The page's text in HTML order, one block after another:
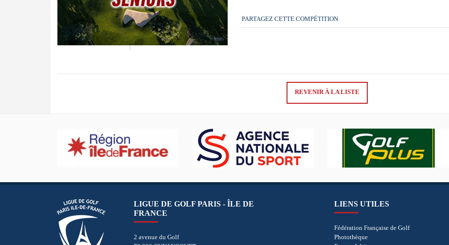
PARTAGEZ CETTE COMPÉTITION
REVENIR À LA LISTE
LIGUE DE GOLF PARIS - ÎLE DE
FRANCE
2 avenue du Golf
LIENS UTILES
Fédération Française de Golf
Photothèque